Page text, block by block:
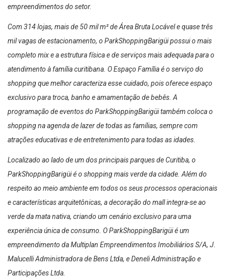
empreendimentos do setor.
Com 314 lojas, mais de 50 mil m² de Área Bruta Locável e quase três
mil vagas de estacionamento, o ParkShoppingBarigüi possui o mais
completo mix e a estrutura física e de serviços mais adequada para o
atendimento à família curitibana. O Espaço Família é o serviço do
shopping que melhor caracteriza esse cuidado, pois oferece espaço
exclusivo para troca, banho e amamentação de bebês. A
programação de eventos do ParkShoppingBarigüi também coloca o
shopping na agenda de lazer de todas as famílias, sempre com
atrações educativas e de entretenimento para todas as idades.
Localizado ao lado de um dos principais parques de Curitiba, o
ParkShoppingBarigüi é o shopping mais verde da cidade. Além do
respeito ao meio ambiente em todos os seus processos operacionais
e características arquitetônicas, a decoração do mall integra-se ao
verde da mata nativa, criando um cenário exclusivo para uma
experiência única de consumo. O ParkShoppingBarigüi é um
empreendimento da Multiplan Empreendimentos Imobiliários S/A, J.
Malucelli Administradora de Bens Ltda, e Deneli Administração e
Participações Ltda.